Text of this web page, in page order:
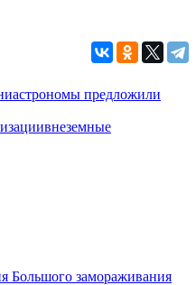
астрономы предложили
внеземные
Большого замораживания